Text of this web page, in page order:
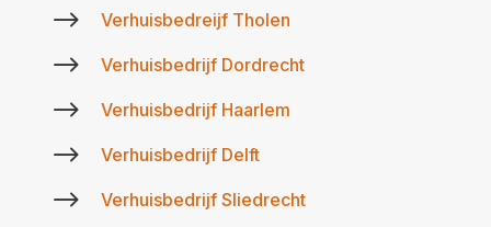
$ Verhuisbedreijf Tholen
$ Verhuisbedrijf Dordrecht
$ Verhuisbedrijf Haarlem
$ Verhuisbedrijf Delft
$ Verhuisbedrijf Sliedrecht